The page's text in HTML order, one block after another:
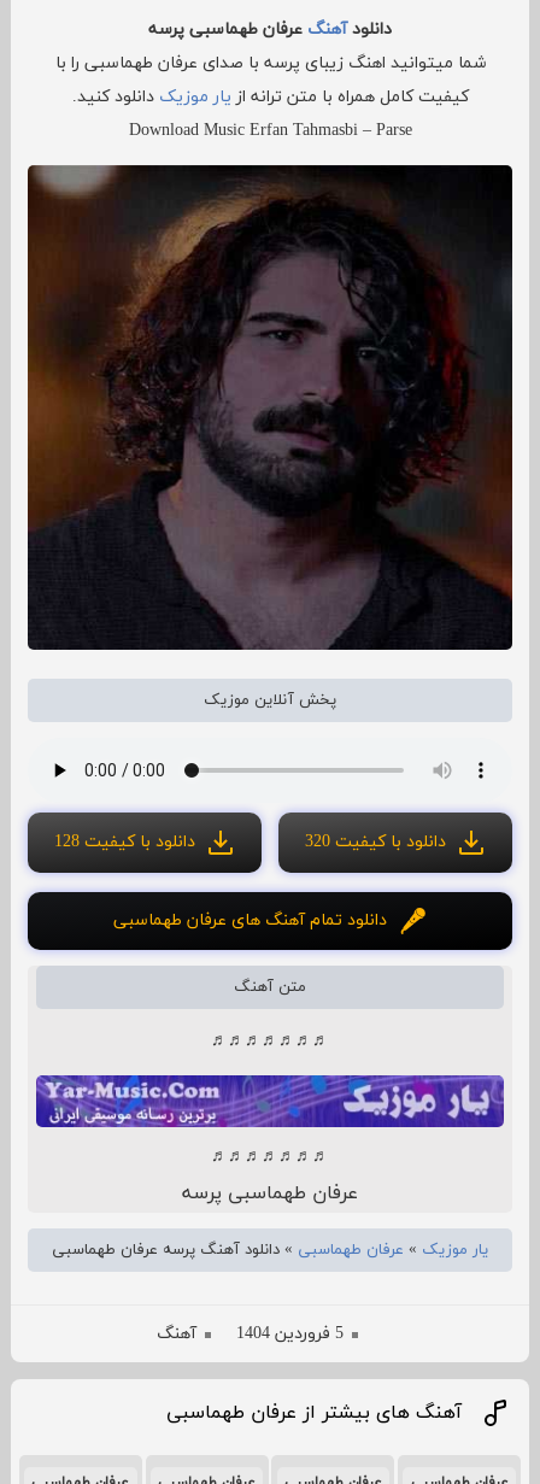
دانلودآهنگ عرفان طهماسبی پرسه
شما میتوانید اهنگ زیبای پرسه با صدای عرفان طهماسبی را با
کیفیت کامل همراه با متن ترانه از یار موزیک دانلود کنید.
Download Music Erfan Tahmasbi – Parse
پخش آنلاین موزیک
دانلود با کیفیت 320 دانلود با کیفیت 128
دانلود تمام آهنگ های عرفان طهماسبی
متن آهنگ
♬♬♬♬♬♬♬
♬♬♬♬♬♬♬
عرفان طهماسبی پرسه
یار موزیک » عرفان طهماسبی » دانلود آهنگ پرسه عرفان طهماسبی
5 فروردین 1404 آهنگ
آهنگ های بیشتر از عرفان طهماسبی